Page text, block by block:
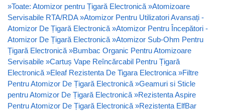
»Toate: Atomizor pentru Țigară Electronică »Atomizoare
Servisabile RTA/RDA »Atomizor Pentru Utilizatori Avansați -
Atomizor De Țigară Electronică »Atomizor Pentru Începători -
Atomizor De Țigară Electronică »Atomizor Sub-Ohm Pentru
Țigară Electronică »Bumbac Organic Pentru Atomizoare
Servisabile »Cartuș Vape Reîncărcabil Pentru Țigară
Electronică »Eleaf Rezistenta De Tigara Electronica »Filtre
Pentru Atomizor De Țigară Electronică »Geamuri si Sticle
pentru Atomizor De Țigară Electronică »Rezistenta Aspire
Pentru Atomizor De Țigară Electronică »Rezistenta ElfBar